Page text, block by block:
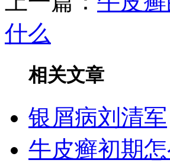
什么
相关文章
银屑病刘清军
牛皮癣初期